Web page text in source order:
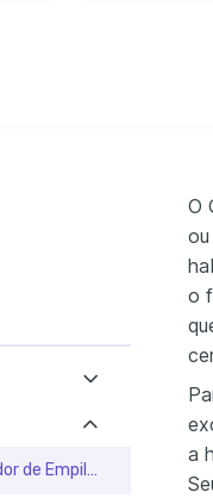
Currículo de Operador de Empilhadeira Sênior
O
o
a